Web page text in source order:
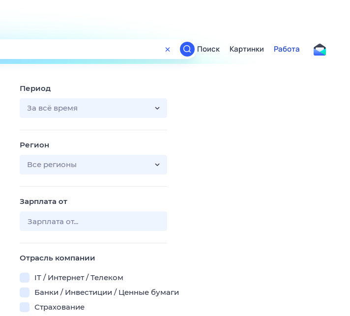
Поиск
ТВ-программа
Поиск Картинки Работа
Период
За всё время
Регион
Все регионы
Зарплата от
Отрасль компании
IT / Интернет / Телеком
Банки / Инвестиции / Ценные бумаги
Страхование